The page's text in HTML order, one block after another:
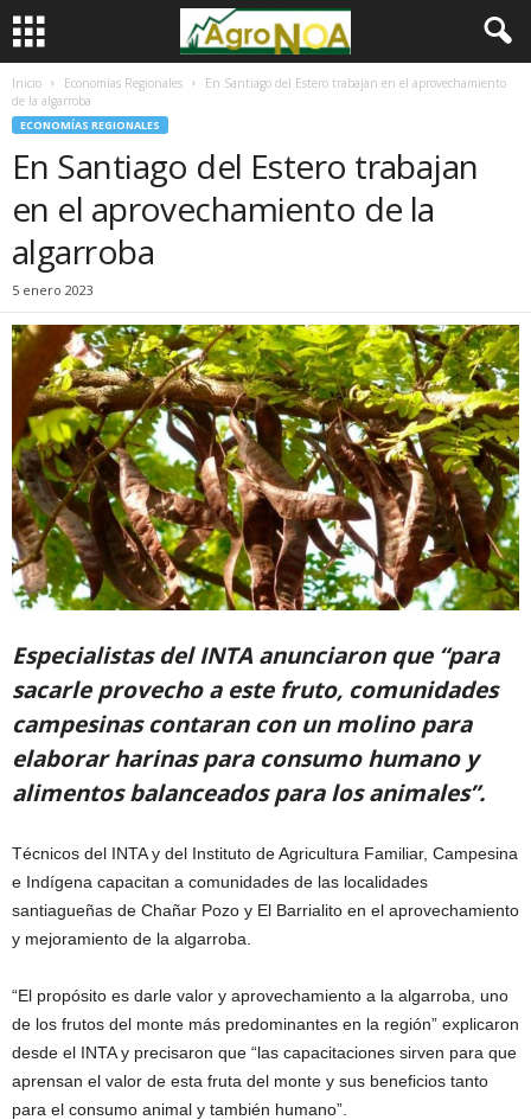
Inicio Economías Regionales
En Santiago del Estero trabajan en el aprovechamiento
de la algarroba
ECONOMÍAS REGIONALES
En Santiago del Estero trabajan
en el aprovechamiento de la
algarroba
5 enero 2023
Especialistas del INTA anunciaron que “para
sacarle provecho a este fruto, comunidades
campesinas contaran con un molino para
elaborar harinas para consumo humano y
alimentos balanceados para los animales”.
Técnicos del INTA y del Instituto de Agricultura Familiar, Campesina
e Indígena capacitan a comunidades de las localidades
santiagueñas de Chañar Pozo y El Barrialito en el aprovechamiento
y mejoramiento de la algarroba.
“El propósito es darle valor y aprovechamiento a la algarroba, uno
de los frutos del monte más predominantes en la región” explicaron
desde el INTA y precisaron que “las capacitaciones sirven para que
aprensan el valor de esta fruta del monte y sus beneficios tanto
para el consumo animal y también humano”.